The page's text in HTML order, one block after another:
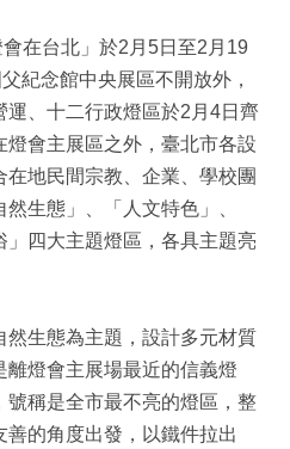
在台北」於2月5日至2月19
紀念館中央展區不開放外，
、十二行政燈區於2月4日齊
會主展區之外，臺北市各設
地民間宗教、企業、學校團
生態」、「人文特色」、
」四大主題燈區，各具主題亮
生態為主題，設計多元材質
燈會主展場最近的信義燈
號稱是全市最不亮的燈區，整
的角度出發，以鐵件拉出